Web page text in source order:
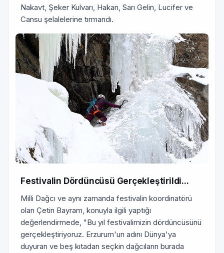
Nakavt, Şeker Kulvarı, Hakan, Sarı Gelin, Lucifer ve
Cansu şelalelerine tırmandı.
Festivalin Dördüncüsü Gerçekleştirildi...
Milli Dağcı ve aynı zamanda festivalin koordinatörü
olan Çetin Bayram, konuyla ilgili yaptığı
değerlendirmede, "Bu yıl festivalimizin dördüncüsünü
gerçekleştiriyoruz. Erzurum'un adını Dünya'ya
duyuran ve beş kıtadan seçkin dağcıların burada